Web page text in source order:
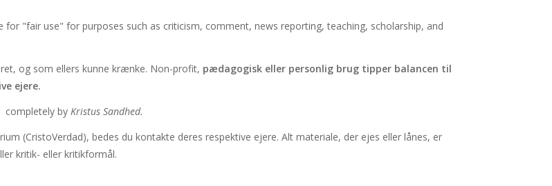
"fair use" for purposes such as criticism, comment, news reporting, teaching, scholarship, and
og som ellers kunne krænke. Non-profit, pædagogisk eller personlig brug tipper balancen til
ejere.
completely by Kristus Sandhed.
(CristoVerdad), bedes du kontakte deres respektive ejere. Alt materiale, der ejes eller lånes, er
kritik- eller kritikformål.